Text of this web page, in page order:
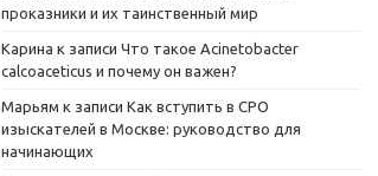
проказники и их таинственный мир
Карина к записи Что такое Acinetobacter
calcoaceticus и почему он важен?
Марьям к записи Как вступить в СРО
изыскателей в Москве: руководство для
начинающих